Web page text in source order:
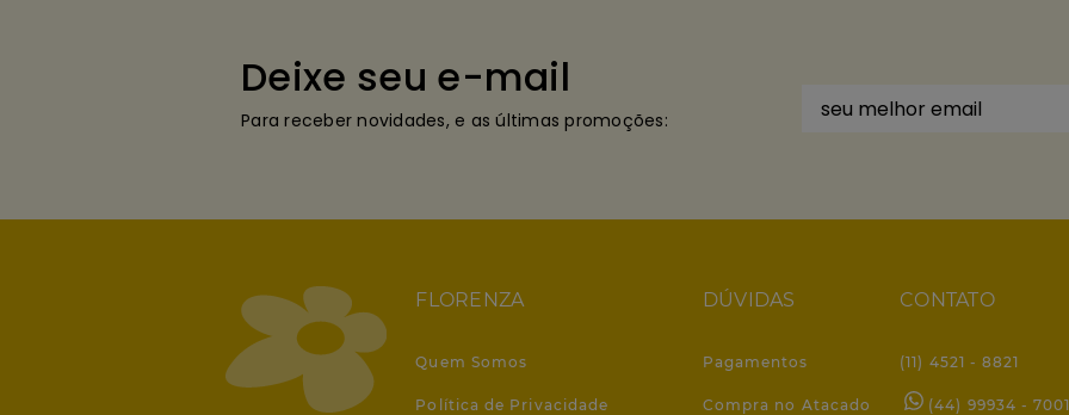
Deixe seu e-mail
Para receber novidades, e as últimas promoções:
FLORENZA
Quem Somos
Política de Privacidade
DÚVIDAS
Pagamentos
Compra no Atacado
CONTATO
(11) 4521 - 8821
(44) 99934 - 7001